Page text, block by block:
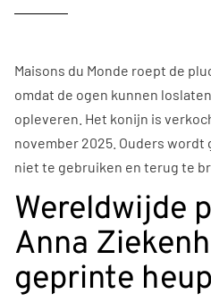
Maisons du Monde roept de
omdat de ogen kunnen
opleveren. Het konijn is
november 2025. Ouders
niet te gebruiken en terug te
Wereldwijde
Anna
geprinte